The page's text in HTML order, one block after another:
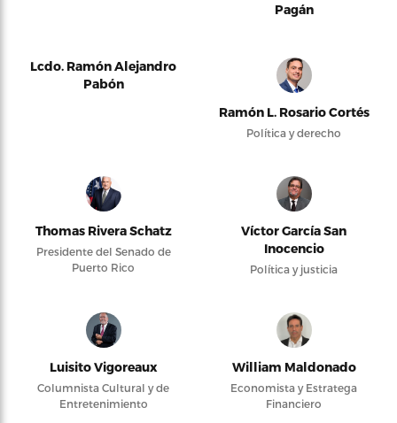
Pagán
Lcdo. Ramón Alejandro
Pabón
Ramón L. Rosario Cortés
Política y derecho
Thomas Rivera Schatz
Presidente del Senado de
Puerto Rico
Víctor García San
Inocencio
Política y justicia
Luisito Vigoreaux
Columnista Cultural y de
Entretenimiento
William Maldonado
Economista y Estratega
Financiero